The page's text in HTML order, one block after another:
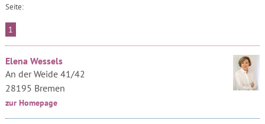
Seite:
1
Elena Wessels
An der Weide 41/42
28195 Bremen
zur Homepage